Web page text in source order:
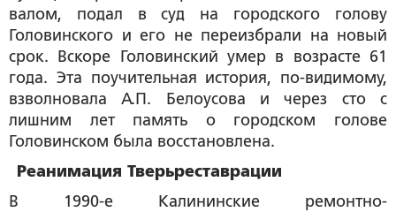
валом, подал в суд на городского голову
Головинского и его не переизбрали на новый
срок. Вскоре Головинский умер в возрасте 61
года. Эта поучительная история, по-видимому,
взволновала А.П. Белоусова и через сто с
лишним лет память о городском голове
Головинском была восстановлена.
Реанимация Тверьреставрации
В 1990-е Калининские ремонтно-